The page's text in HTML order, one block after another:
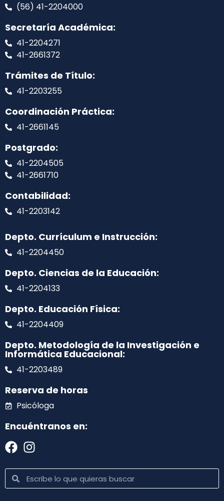
(56) 41-2204000
Secretaría Académica:
41-2204271
41-2661372
Trámites de Título:
41-2203255
Coordinación Práctica:
41-2661145
Postgrado:
41-2204505
41-2661710
Contabilidad:
41-2203142
Depto. Currículum e Instrucción:
41-2204450
Depto. Ciencias de la Educación:
41-2204133
Depto. Educación Física:
41-2204409
Depto. Metodología de la Investigación e
Informática Educacional:
41-2203489
Reserva de horas
Psicóloga
Encuéntranos en: